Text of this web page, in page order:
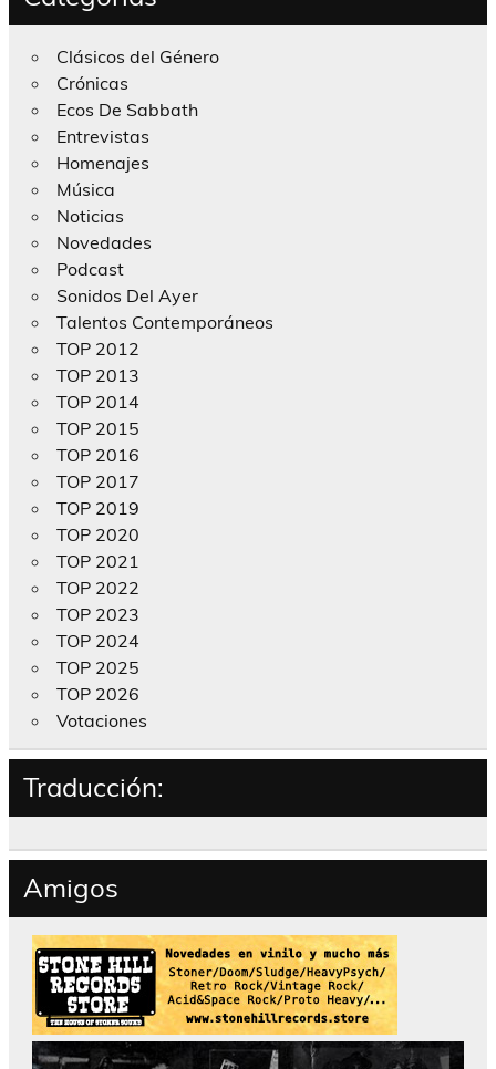
Clásicos del Género
Crónicas
Ecos De Sabbath
Entrevistas
Homenajes
Música
Noticias
Novedades
Podcast
Sonidos Del Ayer
Talentos Contemporáneos
TOP 2012
TOP 2013
TOP 2014
TOP 2015
TOP 2016
TOP 2017
TOP 2019
TOP 2020
TOP 2021
TOP 2022
TOP 2023
TOP 2024
TOP 2025
TOP 2026
Votaciones
Traducción:
Amigos